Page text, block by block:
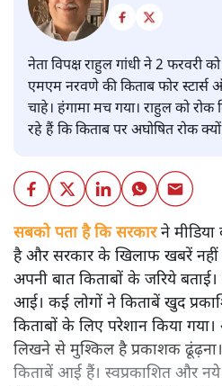
नेता विपक्ष राहुल गांधी ने 2 फरवरी
एमएम नरवणे की किताब फोर
चाहे। हंगामा मच गया। राहुल को
रहे हैं कि किताब पर अघोषित रोक
सबको पता है कि सरकारने मीडिया
है और सरकार के खिलाफ खबरें
अपनी बात किताबों के जरिये
आई। कई लोगों ने किताबें खुद
किताबों के लिए परेशान किया
लिखने से मुश्किल है प्रकाशक
किताबें आई हैं। स्वप्रकाशित और